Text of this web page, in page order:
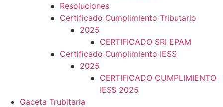
Resoluciones
Certificado Cumplimiento Tributario
2025
CERTIFICADO SRI EPAM
Certificado Cumplimiento IESS
2025
CERTIFICADO CUMPLIMIENTO
IESS 2025
Gaceta Trubitaria